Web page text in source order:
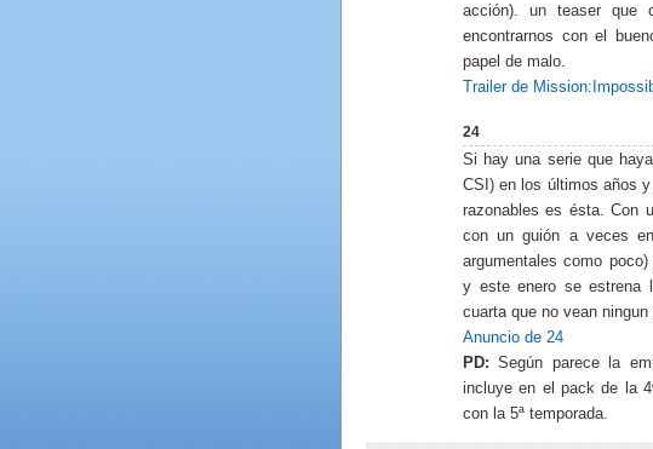
acción). un teaser que
encontrarnos con el
papel de malo.
Trailer de
24
Si hay una serie que
CSI) en los últimos años
razonables es ésta. Con
con un guión a veces
argumentales como
y este enero se estrena
cuarta que no vean ningun
Anuncio de 24
PD: Según parece la
incluye en el pack de la
con la 5ª temporada.